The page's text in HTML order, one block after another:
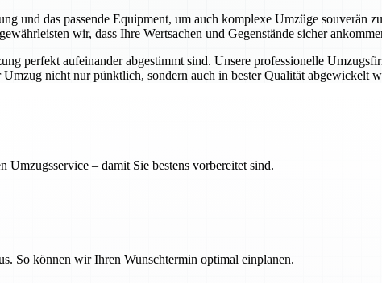
und das passende Equipment, um auch komplexe Umzüge souverän
wir, dass Ihre Wertsachen und Gegenstände sicher
perfekt aufeinander abgestimmt sind. Unsere professionelle
nicht nur pünktlich, sondern auch in bester Qualität abgewickelt
– damit Sie bestens vorbereitet sind.
So können wir Ihren Wunschtermin optimal einplanen.